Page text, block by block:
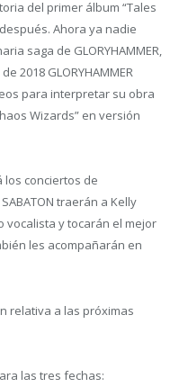
del primer álbum “Tales
Ahora ya nadie
saga de GLORYHAMMER,
2018 GLORYHAMMER
para interpretar su obra
Wizards” en versión
los conciertos de
traerán a Kelly
vocalista y tocarán el mejor
les acompañarán en
relativa a las próximas
las tres fechas: